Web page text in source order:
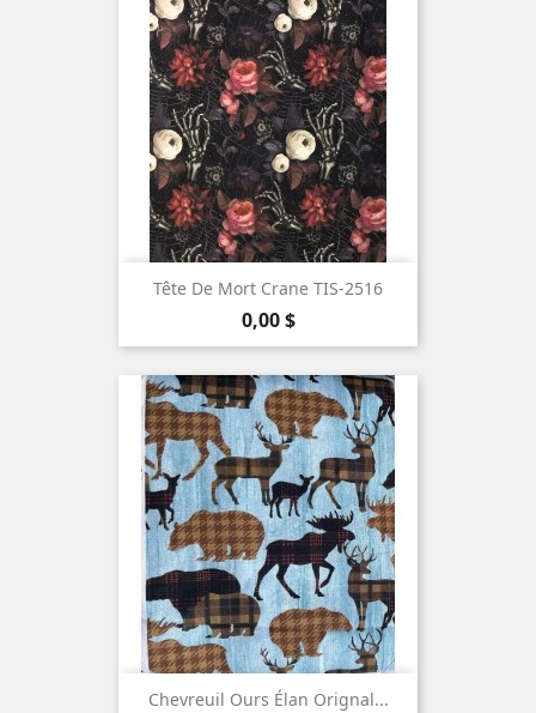
Tête De Mort Crane TIS-2516
Prix
0,00 $
Chevreuil Ours Élan Orignal...